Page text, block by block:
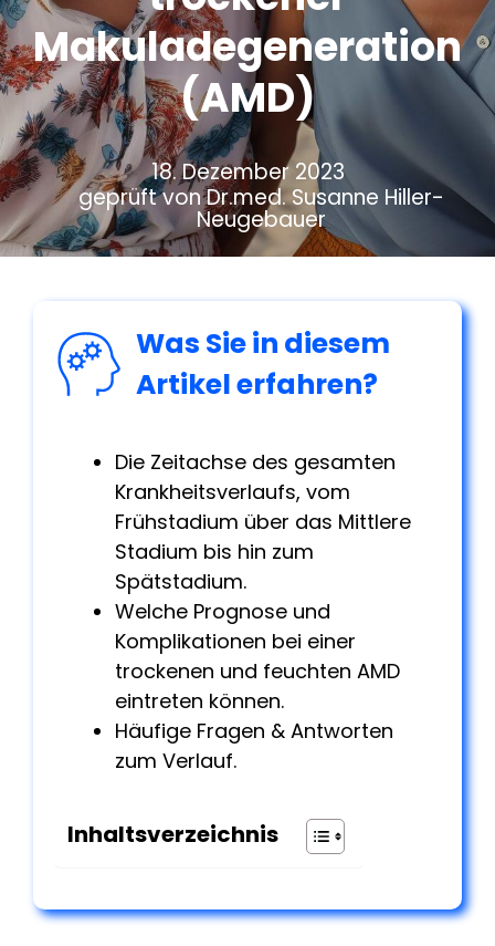
Makuladegeneration
(AMD)
18. Dezember 2023
geprüft von Dr.med. Susanne Hiller-
Neugebauer
Was Sie in diesem
Artikel erfahren?
Die Zeitachse des gesamten
Krankheitsverlaufs, vom
Frühstadium über das Mittlere
Stadium bis hin zum
Spätstadium.
Welche Prognose und
Komplikationen bei einer
trockenen und feuchten AMD
eintreten können.
Häufige Fragen & Antworten
zum Verlauf.
Inhaltsverzeichnis